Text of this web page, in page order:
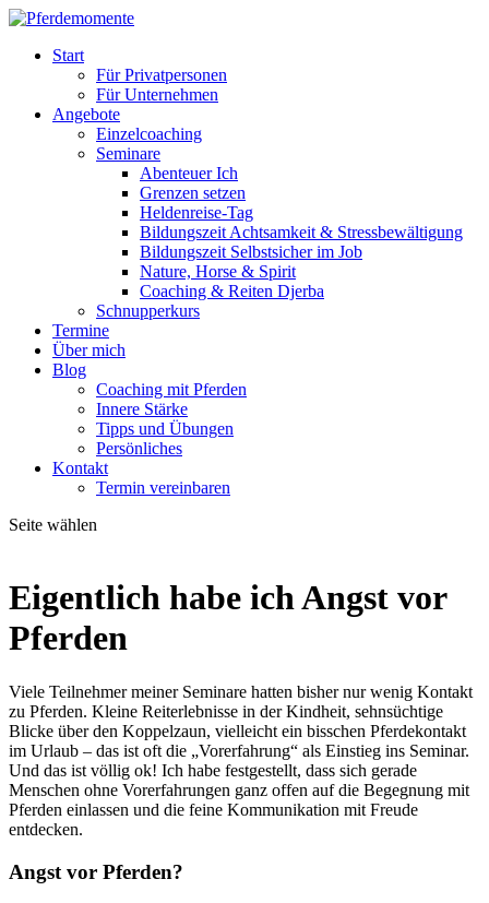
Start
Für Privatpersonen
Für Unternehmen
Angebote
Einzelcoaching
Seminare
Abenteuer Ich
Grenzen setzen
Heldenreise-Tag
Bildungszeit Achtsamkeit & Stressbewältigung
Bildungszeit Selbstsicher im Job
Nature, Horse & Spirit
Coaching & Reiten Djerba
Schnupperkurs
Termine
Über mich
Blog
Coaching mit Pferden
Innere Stärke
Tipps und Übungen
Persönliches
Kontakt
Termin vereinbaren
Seite wählen
Eigentlich habe ich Angst vor
Pferden
Viele Teilnehmer meiner Seminare hatten bisher nur wenig Kontakt
zu Pferden. Kleine Reiterlebnisse in der Kindheit, sehnsüchtige
Blicke über den Koppelzaun, vielleicht ein bisschen Pferdekontakt
im Urlaub – das ist oft die „Vorerfahrung“ als Einstieg ins Seminar.
Und das ist völlig ok! Ich habe festgestellt, dass sich gerade
Menschen ohne Vorerfahrungen ganz offen auf die Begegnung mit
Pferden einlassen und die feine Kommunikation mit Freude
entdecken.
Angst vor Pferden?